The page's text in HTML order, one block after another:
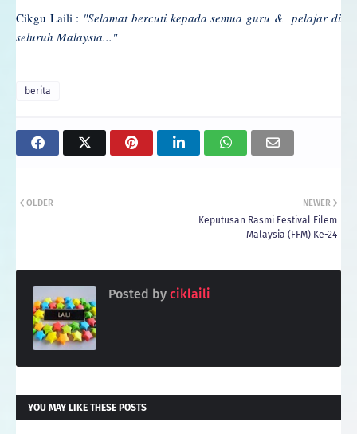
Cikgu Laili : "Selamat bercuti kepada semua guru & pelajar di
seluruh Malaysia..."
berita
NEWER
Keputusan Rasmi Festival Filem
Malaysia (FFM) Ke-24
OLDER
Posted by ciklaili
YOU MAY LIKE THESE POSTS